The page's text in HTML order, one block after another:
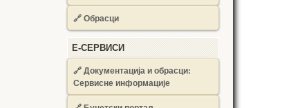
🔗Обрасци
Е-СЕРВИСИ
🔗 Документација и обрасци:
Сервисне информације